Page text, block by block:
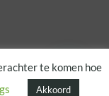
te komen hoe
Akkoord